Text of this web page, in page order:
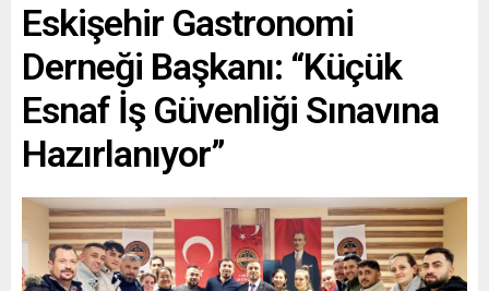
Eskişehir Gastronomi
Derneği Başkanı: “Küçük
Esnaf İş Güvenliği Sınavına
Hazırlanıyor”